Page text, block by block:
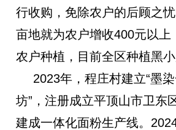
行收购，免除农户的后顾之
亩地就为农户增收400元以上
农户种植，目前全区种植黑小
2023年，程庄村建立“墨
坊” ，注册成立平顶山市卫东
建成一体化面粉生产线。